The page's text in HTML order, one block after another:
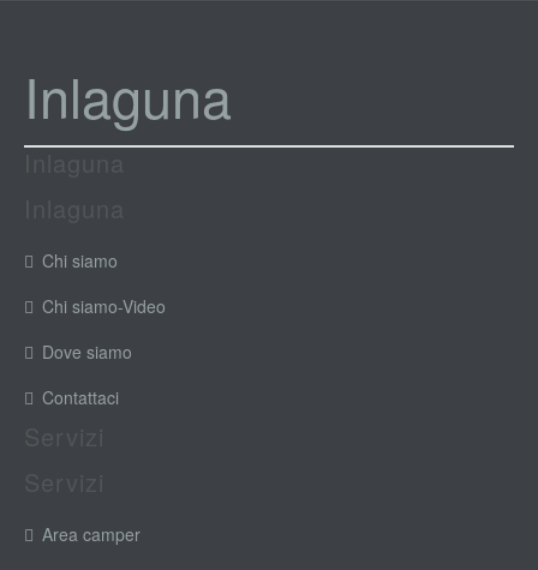
Inlaguna
Chi siamo
Chi siamo-Video
Dove siamo
Contattaci
Area camper